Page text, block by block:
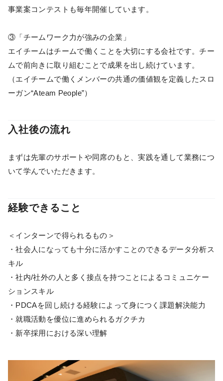
事業案コンテストも毎年開催しています。
③「チームワーク力が強みの企業」
エイチームはチームで働くことを大切にする会社です。チー
ムで前向きに取り組むことで成果を出し続けています。
（エイチームで働くメンバーの共通の価値観を定義したスロ
ーガン“Ateam People”）
入社後の流れ
まずは先輩のサポートや同席のもと、実践を通して業務につ
いて学んでいただきます。
経験できること
＜インターンで得られるもの＞
・社会人になっても十分に活かすことのできるデータ分析ス
キル
・社内/社外の人と多く接点を持つことによるコミュニケー
ションスキル
・PDCAを回し続ける経験によって身につく課題解決能力
・就職活動を優位に進められるガクチカ
・新卒採用における深い理解